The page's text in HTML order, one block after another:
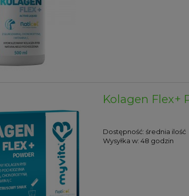
Kolagen Flex+
Dostępność: średnia ilość
Wysyłka w: 48 godzin